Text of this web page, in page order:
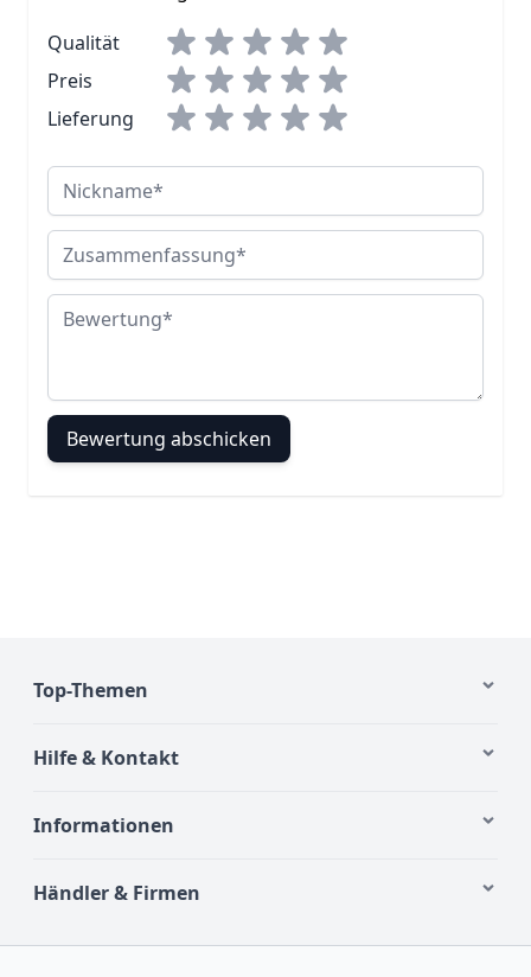
Qualität
Preis
Lieferung
Nickname
Zusammenfassung
Bewertung
Bewertung abschicken
Top-Themen
Hilfe & Kontakt
Informationen
Händler & Firmen